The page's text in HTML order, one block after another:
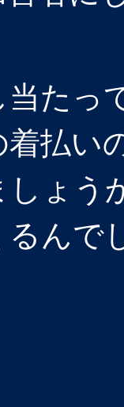
当たっ
着払い
しょう
るんで